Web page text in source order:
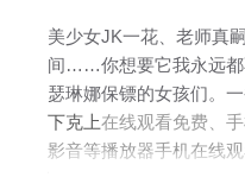
美少女JK一花、老师真
间……你想要它我永远都
瑟琳娜保镖的女孩们。
话一花幸灾乐祸的目光
下克上在线观看免费、
影音等播放器手机在线
高清完整版、哪里能看